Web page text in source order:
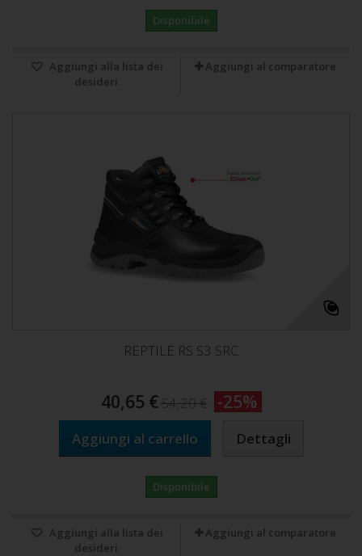
Disponibile
Aggiungi alla lista dei
desideri
Aggiungi al comparatore
REPTILE RS S3 SRC
40,65 €54,20 € -25%
Aggiungi al carrello Dettagli
Disponibile
Aggiungi alla lista dei
desideri
Aggiungi al comparatore